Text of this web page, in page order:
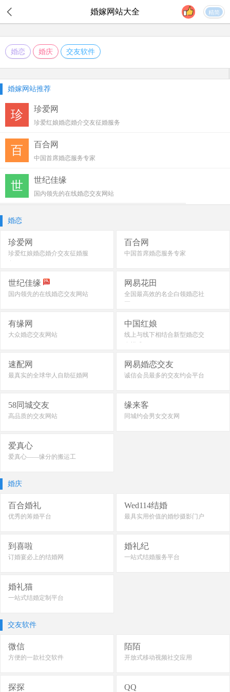
婚嫁网站大全 精简
婚恋 婚庆 交友软件
婚嫁网站推荐
珍 珍爱网
珍爱红娘婚恋婚介交友征婚服务
百 百合网
中国首席婚恋服务专家
世 世纪佳缘
国内领先的在线婚恋交友网站
婚恋
珍爱网
珍爱红娘婚恋婚介交友征婚服
百合网
中国首席婚恋服务专家
世纪佳缘
国内领先的在线婚恋交友网站
网易花田
全国最高效的名企白领婚恋社
有缘网
大众婚恋交友网站
中国红娘
线上与线下相结合新型婚恋交
速配网
最真实的全球华人自助征婚网
网易婚恋交友
诚信会员最多的交友约会平台
58同城交友
高品质的交友网站
缘来客
同城约会男女交友网
爱真心
爱真心——缘分的搬运工
婚庆
百合婚礼
优秀的筹婚平台
Wed114结婚
最具实用价值的婚纱摄影门户
到喜啦
订婚宴必上的结婚网
婚礼纪
一站式结婚服务平台
婚礼猫
一站式结婚定制平台
交友软件
微信
方便的一款社交软件
陌陌
开放式移动视频社交应用
探探 QQ